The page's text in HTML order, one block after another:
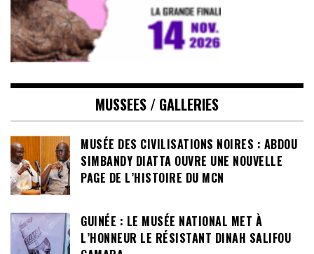
MUSSEES / GALLERIES
MUSÉE DES CIVILISATIONS NOIRES : ABDOU
SIMBANDY DIATTA OUVRE UNE NOUVELLE
PAGE DE L’HISTOIRE DU MCN
GUINÉE : LE MUSÉE NATIONAL MET À
L’HONNEUR LE RÉSISTANT DINAH SALIFOU